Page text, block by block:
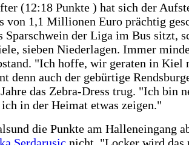
(12:18 Punkte ) hat sich der
von 1,1 Millionen Euro prächtig
Sparschwein der Liga im Bus sitzt,
sieben Niederlagen. Immer
"Ich hoffe, wir geraten in Kiel
denn auch der gebürtige
das Zebra-Dress trug. "Ich bin
in der Heimat etwas zeigen."
die Punkte am Halleneingang